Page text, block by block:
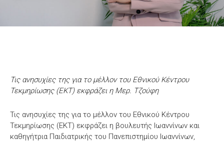
Τις ανησυχίες της για το μέλλον του Εθνικού Κέντρου
Τεκμηρίωσης (ΕΚΤ) εκφράζει η Μερ. Τζούφη
Τις ανησυχίες της για το μέλλον του Εθνικού Κέντρου
Τεκμηρίωσης (ΕΚΤ) εκφράζει η βουλευτής Ιωαννίνων και
καθηγήτρια Παιδιατρικής του Πανεπιστημίου Ιωαννίνων,